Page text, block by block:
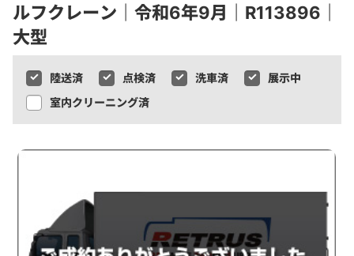
ルフクレーン｜令和6年9月｜R113896｜
大型
陸送済 点検済 洗車済
展示中
室内クリーニング済